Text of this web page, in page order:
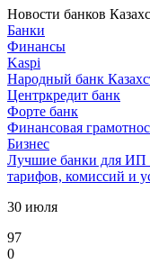
Новости банков
Банки
Финансы
Kaspi
Народный банк
Центркредит банк
Форте банк
Финансовая
Бизнес
Лучшие банки для ИП
тарифов, комиссий и
30 июля
97
0